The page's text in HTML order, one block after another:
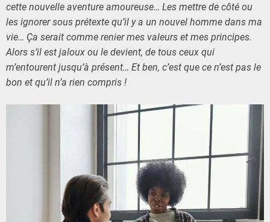
cette nouvelle aventure amoureuse… Les mettre de côté ou
les ignorer sous prétexte qu’il y a un nouvel homme dans ma
vie… Ça serait comme renier mes valeurs et mes principes.
Alors s’il est jaloux ou le devient, de tous ceux qui
m’entourent jusqu’à présent… Et ben, c’est que ce n’est pas le
bon et qu’il n’a rien compris !